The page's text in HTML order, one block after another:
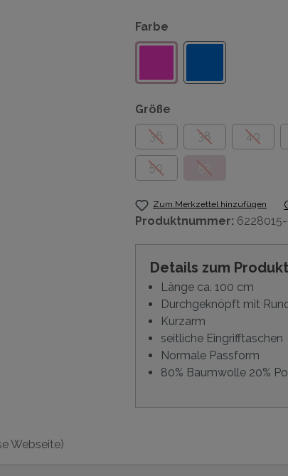
Farbe
Größe
36
38 40
50 52
Zum Merkzettel hinzufügen
Produktnummer:
Details zum Produkt
Länge ca. 100 cm
Durchgeknöpft mit
Kurzarm
seitliche Eingrifftaschen
Normale Passform
80% Baumwolle 20%
Webseite)